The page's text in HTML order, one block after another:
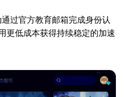
过官方教育邮箱完成身份认
更低成本获得持续稳定的加速